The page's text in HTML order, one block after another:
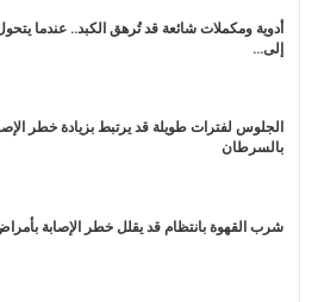
أدوية ومكملات شائعة قد تُرهق الكبد.. عندما
إلى…
الجلوس لفترات طويلة قد يرتبط بزيادة خطر
بالسرطان
شرب القهوة بانتظام قد يقلل خطر الإصابة